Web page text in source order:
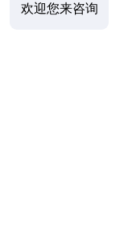
欢迎您来咨询